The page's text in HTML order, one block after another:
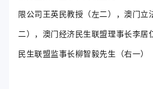
限公司王英民教授（左二），澳门立
二），澳门经济民生联盟理事长李居
民生联盟监事长柳智毅先生（右一）